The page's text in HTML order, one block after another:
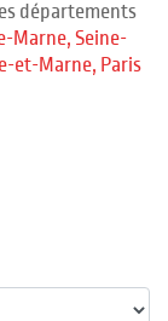
départements
Marne, Seine-
et-Marne, Paris